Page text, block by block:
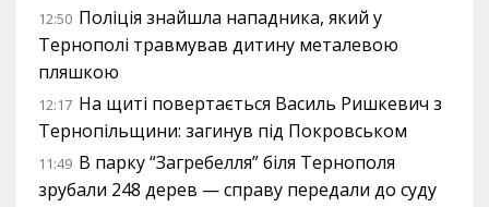
12:50 Поліція знайшла нападника, який у
Тернополі травмував дитину металевою
пляшкою
12:17 На щиті повертається Василь Ришкевич з
Тернопільщини: загинув під Покровськом
11:49 В парку “Загребелля” біля Тернополя
зрубали 248 дерев — справу передали до суду